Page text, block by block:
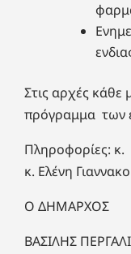
Στις αρχές κάθε
πρόγραμμα των
Πληροφορίες: κ.
κ. Ελένη
Ο ΔΗΜΑΡΧΟΣ
ΒΑΣΙΛΗΣ